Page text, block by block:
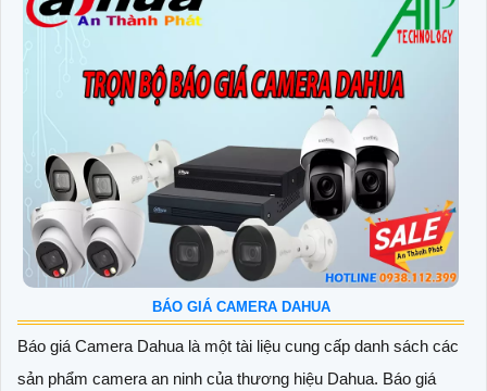
BÁO GIÁ CAMERA DAHUA
Báo giá Camera Dahua là một tài liệu cung cấp danh sách các
sản phẩm camera an ninh của thương hiệu Dahua. Báo giá